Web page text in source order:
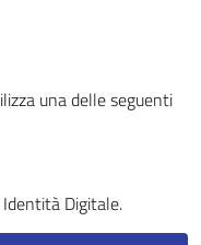
una delle seguenti
Identità Digitale.